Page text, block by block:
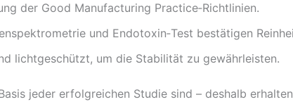
der Good Manufacturing Practice‑Richtlinien.
und Endotoxin‑Test bestätigen
lichtgeschützt, um die Stabilität zu gewährleisten.
jeder erfolgreichen Studie sind – deshalb